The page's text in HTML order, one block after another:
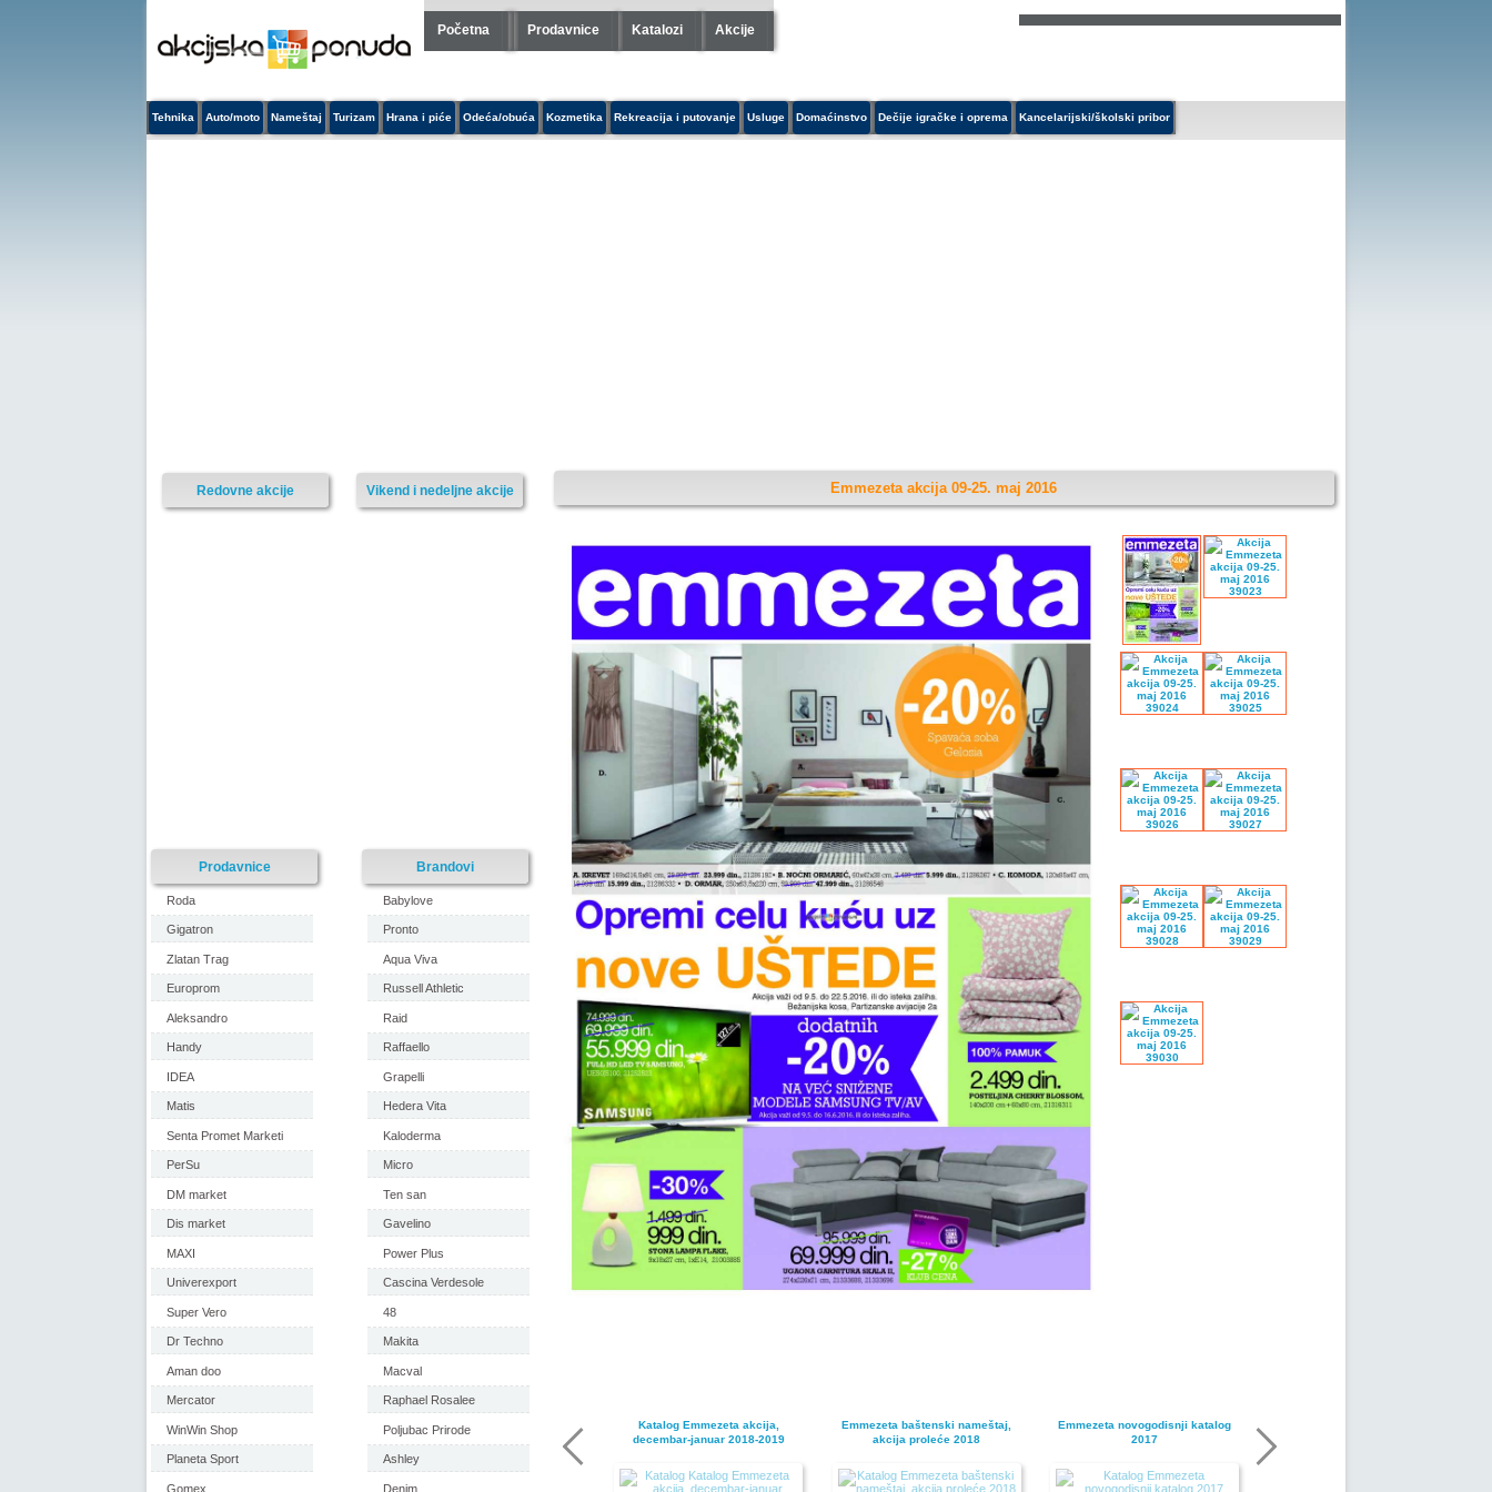
Početna Prodavnice Katalozi Akcije
Tehnika Auto/moto Nameštaj Turizam Hrana i piće Odeća/obuća Kozmetika Rekreacija i putovanje Usluge Domaćinstvo Dečije igračke i oprema Kancelarijski/školski pribor
Emmezeta akcija 09-25. maj 2016
Katalog Emmezeta akcija,
decembar-januar 2018-2019
Emmezeta baštenski nameštaj,
akcija proleće 2018
Emmezeta novogodisnji katalog
2017
Vikend i nedeljne akcije
Redovne akcije
Prodavnice
Roda
Gigatron
Zlatan Trag
Europrom
Aleksandro
Handy
IDEA
Matis
Senta Promet Marketi
PerSu
DM market
Dis market
MAXI
Univerexport
Super Vero
Dr Techno
Aman doo
Mercator
WinWin Shop
Planeta Sport
Gomex
Brandovi
Babylove
Pronto
Aqua Viva
Russell Athletic
Raid
Raffaello
Grapelli
Hedera Vita
Kaloderma
Micro
Ten san
Gavelino
Power Plus
Cascina Verdesole
48
Makita
Macval
Raphael Rosalee
Poljubac Prirode
Ashley
Denim